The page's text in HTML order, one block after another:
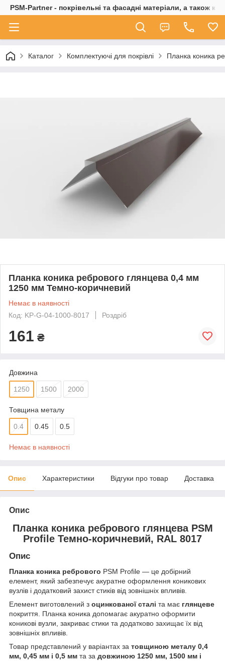
PSM-Partner - покрівельні та фасадні матеріали, а також
Каталог Комплектуючі для покрівлі Планка коника
Планка коника ребрового глянцева 0,4 мм
1250 мм Темно-коричневий
Немає в наявності
Код: KP-G-04-1000-8017
Роздріб
161 ₴
Довжина
1250 1500 2000
Товщина металу
0.4 0.45 0.5
Немає в наявності
Опис Характеристики Відгуки про товар Доставка
Опис
Планка коника ребрового глянцева PSM
Profile Темно-коричневий, RAL 8017
Опис
Планка коника ребрового PSM Profile — це добірний
елемент, який забезпечує акуратне оформлення коникових
вузлів і додатковий захист стиків від зовнішніх впливів.
Елемент виготовлений з оцинкованої сталі та має глянцеве
покриття. Планка коника допомагає акуратно оформити
коникові вузли, закриває стики та додатково захищає їх від
зовнішніх впливів.
Товар представлений у варіантах за товщиною металу 0,4
мм, 0,45 мм і 0,5 мм та за довжиною 1250 мм, 1500 мм і